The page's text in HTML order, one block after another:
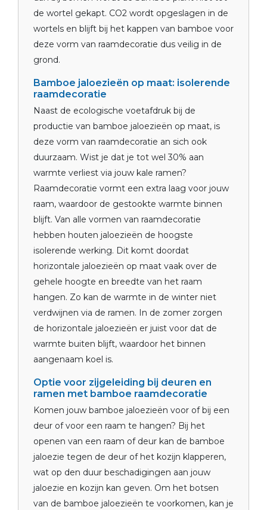
de wortel gekapt. CO2 wordt opgeslagen in de
wortels en blijft bij het kappen van bamboe voor
deze vorm van raamdecoratie dus veilig in de
grond.
Bamboe jaloezieën op maat: isolerende
raamdecoratie
Naast de ecologische voetafdruk bij de
productie van bamboe jaloezieën op maat, is
deze vorm van raamdecoratie an sich ook
duurzaam. Wist je dat je tot wel 30% aan
warmte verliest via jouw kale ramen?
Raamdecoratie vormt een extra laag voor jouw
raam, waardoor de gestookte warmte binnen
blijft. Van alle vormen van raamdecoratie
hebben houten jaloezieën de hoogste
isolerende werking. Dit komt doordat
horizontale jaloezieën op maat vaak over de
gehele hoogte en breedte van het raam
hangen. Zo kan de warmte in de winter niet
verdwijnen via de ramen. In de zomer zorgen
de horizontale jaloezieën er juist voor dat de
warmte buiten blijft, waardoor het binnen
aangenaam koel is.
Optie voor zijgeleiding bij deuren en
ramen met bamboe raamdecoratie
Komen jouw bamboe jaloezieën voor of bij een
deur of voor een raam te hangen? Bij het
openen van een raam of deur kan de bamboe
jaloezie tegen de deur of het kozijn klapperen,
wat op den duur beschadigingen aan jouw
jaloezie en kozijn kan geven. Om het botsen
van de bamboe jaloezieën te voorkomen, kan je